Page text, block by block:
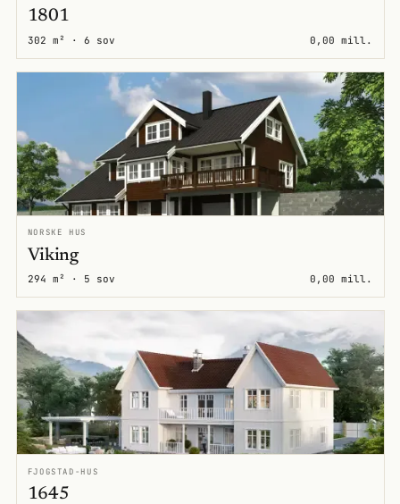
1801
302 m² · 6 sov 0,00 mill.
NORSKE HUS
Viking
294 m² · 5 sov 0,00 mill.
FJOGSTAD-HUS
1645